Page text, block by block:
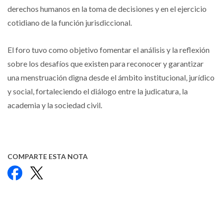
derechos humanos en la toma de decisiones y en el ejercicio
cotidiano de la función jurisdiccional.
El foro tuvo como objetivo fomentar el análisis y la reflexión
sobre los desafíos que existen para reconocer y garantizar
una menstruación digna desde el ámbito institucional, jurídico
y social, fortaleciendo el diálogo entre la judicatura, la
academia y la sociedad civil.
COMPARTE ESTA NOTA
Facebook